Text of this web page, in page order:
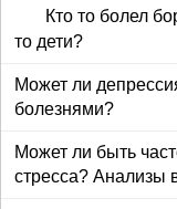
Кто то болел
то дети?
Может ли
болезнями?
Может ли быть
стресса? Анализы